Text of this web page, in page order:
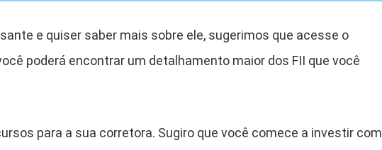
e quiser saber mais sobre ele, sugerimos que acesse o
poderá encontrar um detalhamento maior dos FII que você
para a sua corretora. Sugiro que você comece a investir com